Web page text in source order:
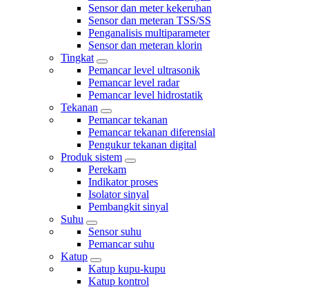
Sensor dan meter kekeruhan
Sensor dan meteran TSS/SS
Penganalisis multiparameter
Sensor dan meteran klorin
Tingkat
Pemancar level ultrasonik
Pemancar level radar
Pemancar level hidrostatik
Tekanan
Pemancar tekanan
Pemancar tekanan diferensial
Pengukur tekanan digital
Produk sistem
Perekam
Indikator proses
Isolator sinyal
Pembangkit sinyal
Suhu
Sensor suhu
Pemancar suhu
Katup
Katup kupu-kupu
Katup kontrol